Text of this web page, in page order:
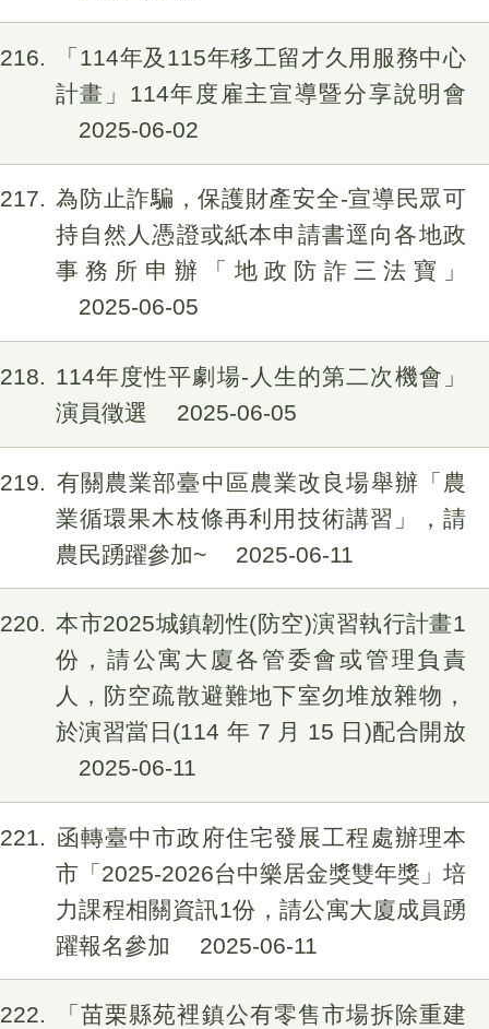
216
「114年及115年移工留才久用服務中心
計畫」114年度雇主宣導暨分享說明會
2025-06-02
217
為防止詐騙，保護財產安全-宣導民眾可
持自然人憑證或紙本申請書逕向各地政
事務所申辦「地政防詐三法寶」
2025-06-05
218
114年度性平劇場-人生的第二次機會」
演員徵選
2025-06-05
219
有關農業部臺中區農業改良場舉辦「農
業循環果木枝條再利用技術講習」，請
農民踴躍參加~
2025-06-11
220
本市2025城鎮韌性(防空)演習執行計畫1
份，請公寓大廈各管委會或管理負責
人，防空疏散避難地下室勿堆放雜物，
於演習當日(114 年 7 月 15 日)配合開放
2025-06-11
221
函轉臺中市政府住宅發展工程處辦理本
市「2025-2026台中樂居金獎雙年獎」培
力課程相關資訊1份，請公寓大廈成員踴
躍報名參加
2025-06-11
222
「苗栗縣苑裡鎮公有零售市場拆除重建